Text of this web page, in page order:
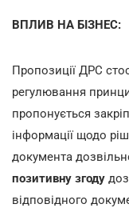
ВПЛИВ НА БІЗНЕС:
Пропозиції ДРС
регулювання
пропонується
інформації щодо
документа
позитивну згоду
відповідного